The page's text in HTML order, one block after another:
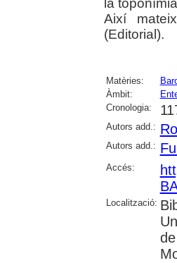
la
Així
(Editorial).
Matèries:
Àmbit:
Cronologia:
Autors add.:
Autors add.:
Accés:
Localització: